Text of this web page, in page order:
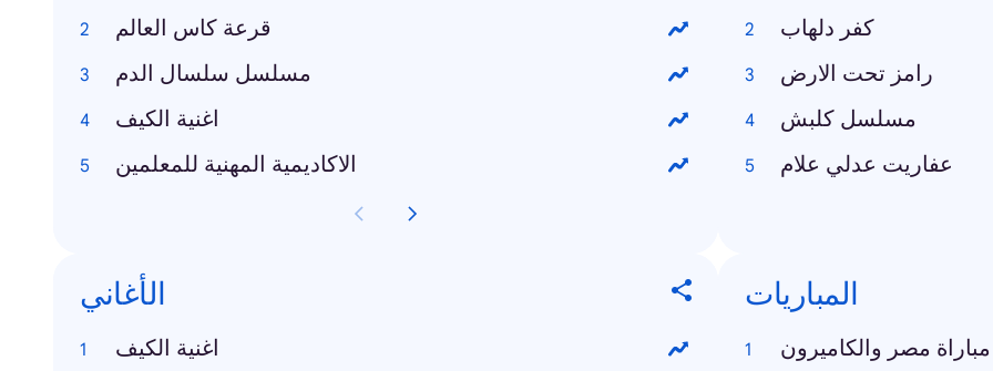
قرعة كاس العالم
مسلسل سلسال الدم
اغنية الكيف
الاكاديمية المهنية للمعلمين
كفر دلهاب
رامز تحت الارض
مسلسل كلبش
عفاريت عدلي علام
الأغاني
اغنية الكيف
المباريات
مباراة مصر والكاميرون